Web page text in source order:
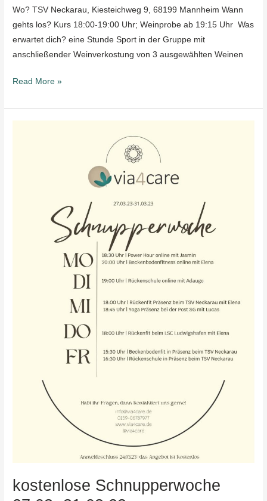
Wo? TSV Neckarau, Kiesteichweg 9, 68199 Mannheim Wann
gehts los? Kurs 18:00-19:00 Uhr; Weinprobe ab 19:15 Uhr Was
erwartet dich? eine Stunde Sport in der Gruppe mit
anschließender Weinverkostung von 3 ausgewählten Weinen
Read More »
kostenlose Schnupperwoche